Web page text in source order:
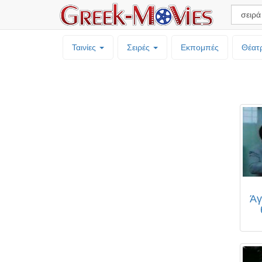
Ταινίες Σειρές Εκπομπές